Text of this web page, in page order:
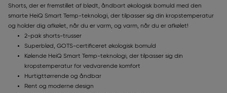
Shorts, der er fremstillet af blødt, åndbart økologisk bomuld med den
smarte HeiQ Smart Temp-teknologi, der tilpasser sig din kropstemperatur
og holder dig afkølet, når du er varm, og varm, når du er afkølet!
2-pak shorts-trusser
Superblød, GOTS-certificeret økologisk bomuld
Kølende HeiQ Smart Temp-teknologi, der tilpasser sig din
kropstemperatur for vedvarende komfort
Hurtigttørrende og åndbar
Rent og moderne design